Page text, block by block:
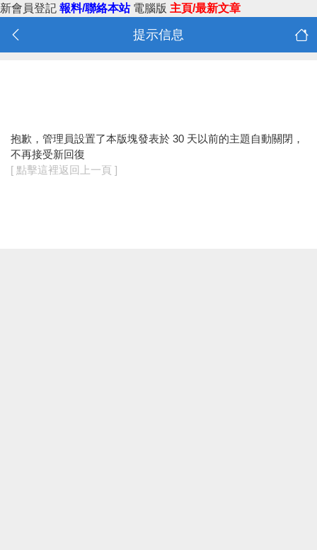
新會員登記 報料/聯絡本站 電腦版 主頁/最新文章
提示信息
抱歉，管理員設置了本版塊發表於 30 天以前的主題自動關閉，
不再接受新回復
[ 點擊這裡返回上一頁 ]